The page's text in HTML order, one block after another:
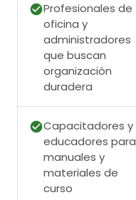
Profesionales de
oficina y
administradores
que buscan
organización
duradera
Capacitadores y
educadores para
manuales y
materiales de
curso